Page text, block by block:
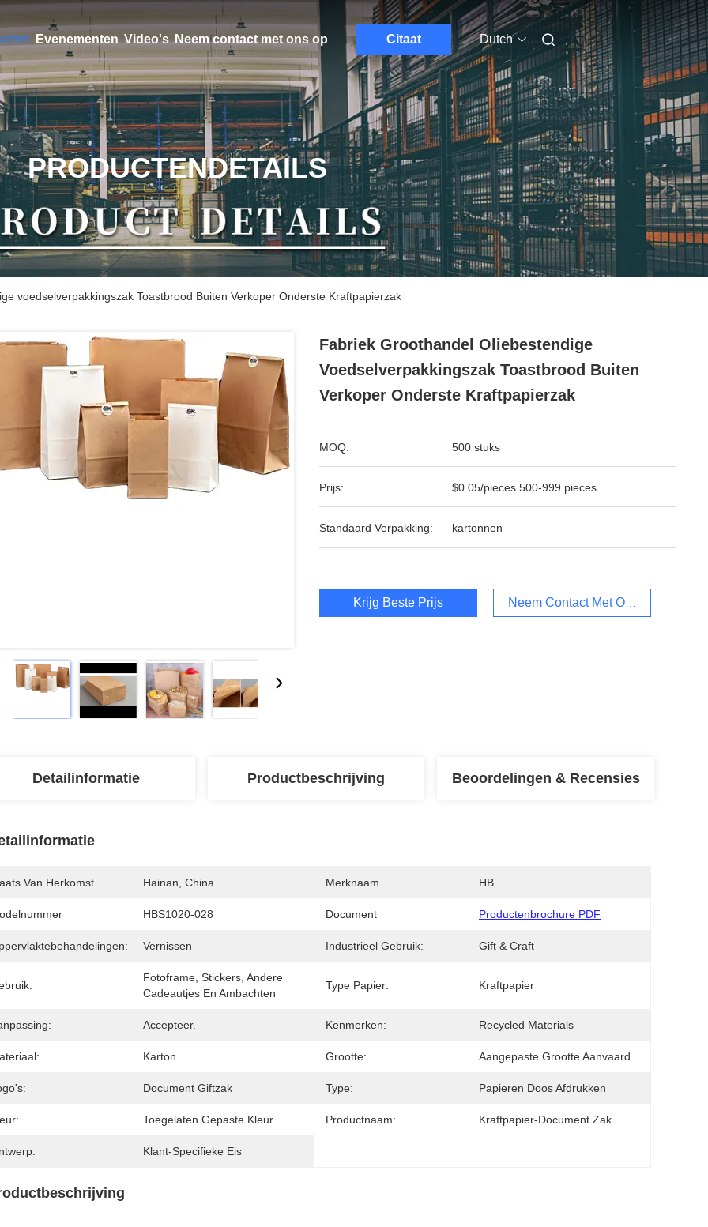
Evenementen Video's Neem contact met ons op Citaat Dutch
PRODUCTENDETAILS
voedselverpakkingszak Toastbrood Buiten Verkoper Onderste Kraftpapierzak
Fabriek Groothandel Oliebestendige
Voedselverpakkingszak Toastbrood Buiten
Verkoper Onderste Kraftpapierzak
MOQ: 500 stuks
Prijs: $0.05/pieces 500-999 pieces
Standaard Verpakking: kartonnen
Krijg Beste Prijs Neem Contact Met Ons Op
Detailinformatie Productbeschrijving Beoordelingen & Recensies
Van Herkomst Hainan, China Merknaam HB
HBS1020-028 Document Productenbrochure PDF
Vernissen Industrieel Gebruik: Gift & Craft
Fotoframe, Stickers, Andere
Cadeautjes En Ambachten
Type Papier: Kraftpapier
Accepteer. Kenmerken: Recycled Materials
Karton Grootte: Aangepaste Grootte Aanvaard
Document Giftzak Type: Papieren Doos Afdrukken
Toegelaten Gepaste Kleur Productnaam: Kraftpapier-Document Zak
Klant-Specifieke Eis